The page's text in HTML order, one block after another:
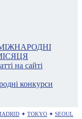
на сайті
конкурси
✦ TOKYO ✦ SEOUL